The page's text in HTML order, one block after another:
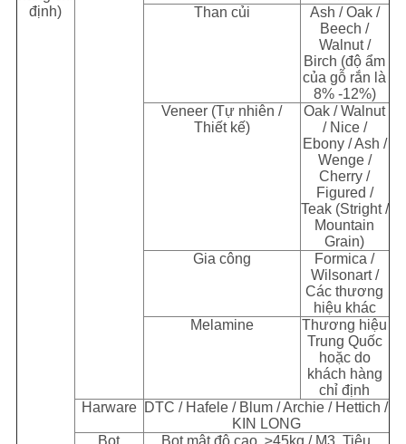
định)
Than củi
Ash / Oak /
Beech /
Walnut /
Birch (độ ẩm
của gỗ rắn là
8% -12%)
Veneer (Tự nhiên /
Thiết kế)
Oak / Walnut
/ Nice /
Ebony / Ash /
Wenge /
Cherry /
Figured /
Teak (Stright /
Mountain
Grain)
Gia công
Formica /
Wilsonart /
Các thương
hiệu khác
Melamine
Thương hiệu
Trung Quốc
hoặc do
khách hàng
chỉ định
Harware DTC / Hafele / Blum / Archie / Hettich /
KIN LONG